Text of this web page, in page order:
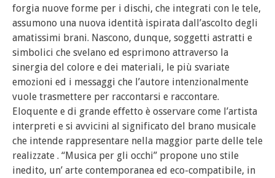
forgia nuove forme per i dischi, che integrati con le tele,
assumono una nuova identità ispirata dall’ascolto degli
amatissimi brani. Nascono, dunque, soggetti astratti e
simbolici che svelano ed esprimono attraverso la
sinergia del colore e dei materiali, le più svariate
emozioni ed i messaggi che l’autore intenzionalmente
vuole trasmettere per raccontarsi e raccontare.
Eloquente e di grande effetto è osservare come l’artista
interpreti e si avvicini al significato del brano musicale
che intende rappresentare nella maggior parte delle tele
realizzate . “Musica per gli occhi” propone uno stile
inedito, un’ arte contemporanea ed eco-compatibile, in